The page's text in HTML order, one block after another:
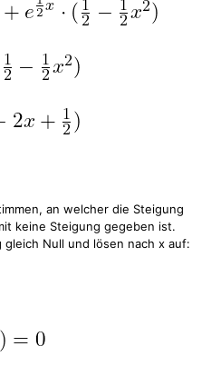
an welcher die Steigung
keine Steigung gegeben ist.
Null und lösen nach x auf: